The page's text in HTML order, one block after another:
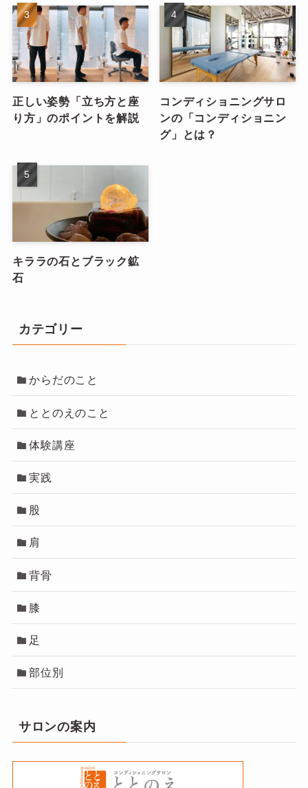
正しい姿勢「立ち方と座
り方」のポイントを解説
コンディショニングサロ
ンの「コンディショニン
グ」とは？
キララの石とブラック鉱
石
カテゴリー
からだのこと
ととのえのこと
体験講座
実践
股
肩
背骨
膝
足
部位別
サロンの案内